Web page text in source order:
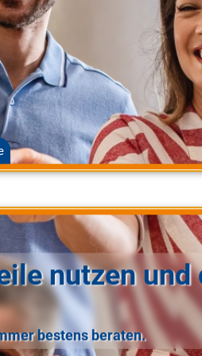
nutzen und
bestens beraten.